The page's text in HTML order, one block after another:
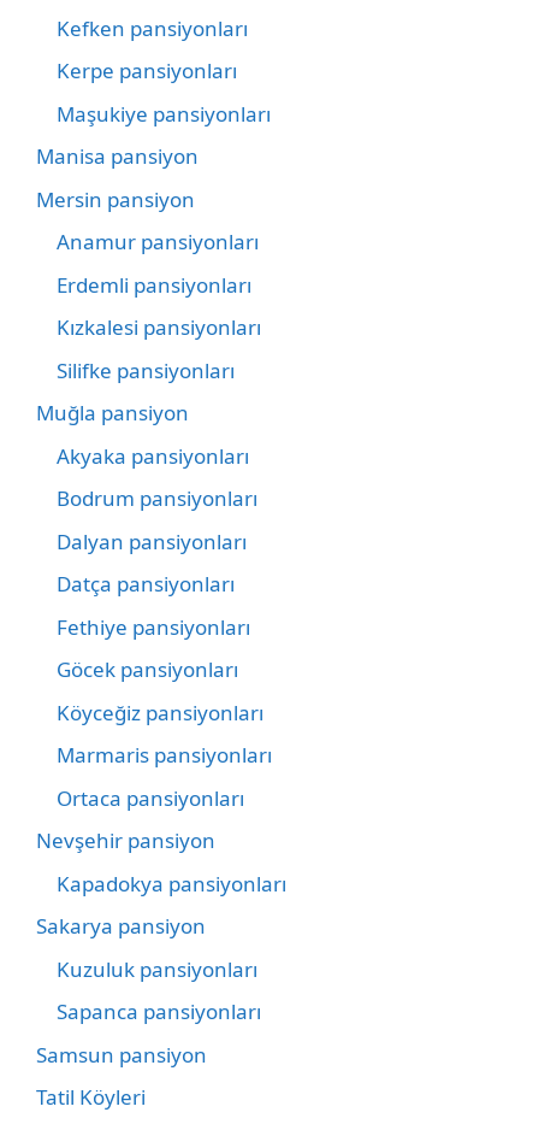
Kefken pansiyonları
Kerpe pansiyonları
Maşukiye pansiyonları
Manisa pansiyon
Mersin pansiyon
Anamur pansiyonları
Erdemli pansiyonları
Kızkalesi pansiyonları
Silifke pansiyonları
Muğla pansiyon
Akyaka pansiyonları
Bodrum pansiyonları
Dalyan pansiyonları
Datça pansiyonları
Fethiye pansiyonları
Göcek pansiyonları
Köyceğiz pansiyonları
Marmaris pansiyonları
Ortaca pansiyonları
Nevşehir pansiyon
Kapadokya pansiyonları
Sakarya pansiyon
Kuzuluk pansiyonları
Sapanca pansiyonları
Samsun pansiyon
Tatil Köyleri